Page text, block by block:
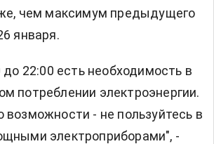
чем максимум предыдущего
января.
до 22:00 есть необходимость в
потреблении электроэнергии.
возможности - не пользуйтесь в
электроприборами", -